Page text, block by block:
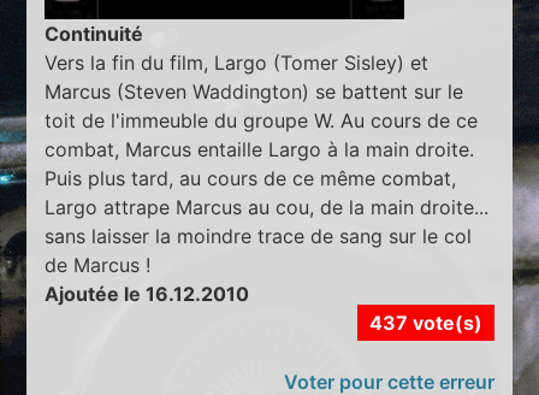
Continuité
Vers la fin du film, Largo (Tomer Sisley) et
Marcus (Steven Waddington) se battent sur le
toit de l'immeuble du groupe W. Au cours de ce
combat, Marcus entaille Largo à la main droite.
Puis plus tard, au cours de ce même combat,
Largo attrape Marcus au cou, de la main droite...
sans laisser la moindre trace de sang sur le col
de Marcus !
Ajoutée le 16.12.2010
437 vote(s)
Voter pour cette erreur